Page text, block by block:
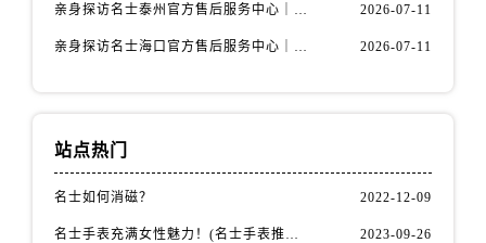
内蒙古自治区乌兰察布市集宁区恩和大街名士售后服务中心（需提前预约）
亲身探访名士泰州官方售后服务中心｜最新网点地址及热线（2026年7月最新） 2026-07-11
亲身探访名士海口官方售后服务中心｜全部地址与售后电话（2026年7月最新） 2026-07-11
站点热门
名士如何消磁？ 2022-12-09
名士手表充满女性魅力！(名士手表推荐！) 2023-09-26